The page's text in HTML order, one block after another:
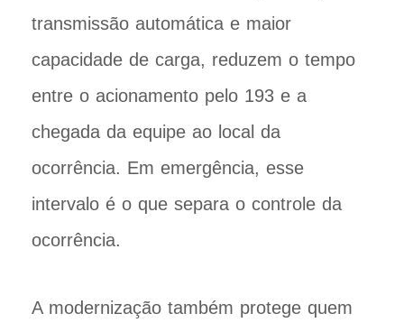
transmissão automática e maior
capacidade de carga, reduzem o tempo
entre o acionamento pelo 193 e a
chegada da equipe ao local da
ocorrência. Em emergência, esse
intervalo é o que separa o controle da
ocorrência.
A modernização também protege quem